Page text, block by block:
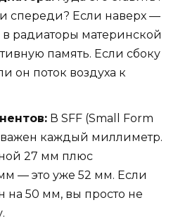
спереди? Если наверх —
в радиаторы материнской
память. Если сбоку
он поток воздуха к
В SFF (Small Form
важен каждый миллиметр.
27 мм плюс
— это уже 52 мм. Если
на 50 мм, вы просто не